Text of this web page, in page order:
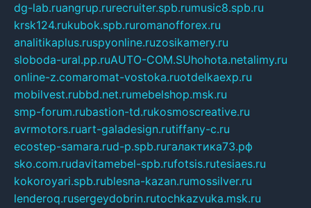
dg-lab.ruangrup.rurecruiter.spb.rumusic8.spb.ru
krsk124.rukubok.spb.ruromanofforex.ru
analitikaplus.ruspyonline.ruzosikamery.ru
sloboda-ural.pp.ruAUTO-COM.SUhohota.netalimy.ru
online-z.comaromat-vostoka.ruotdelkaexp.ru
mobilvest.rubbd.net.rumebelshop.msk.ru
smp-forum.rubastion-td.rukosmoscreative.ru
avrmotors.ruart-galadesign.rutiffany-c.ru
ecostep-samara.rud-p.spb.ruгалактика73.рф
sko.com.rudavitamebel-spb.rufotsis.rutesiaes.ru
kokoroyari.spb.rublesna-kazan.rumossilver.ru
lenderoq.rusergeydobrin.rutochkazvuka.msk.ru